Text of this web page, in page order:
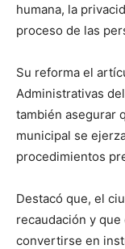
humana, la
proceso de las
Su reforma el
Administrativas
también asegurar
municipal se
procedimientos
Destacó que, el
recaudación y
convertirse en